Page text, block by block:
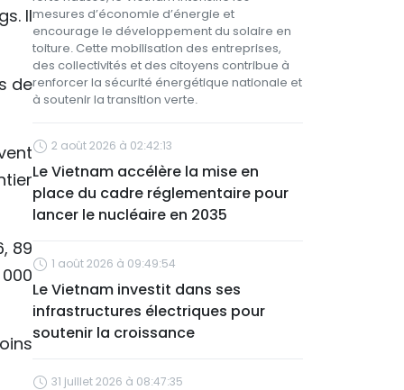
Il
de
89
mesures d’économie d’énergie et
encourage le développement du solaire en
toiture. Cette mobilisation des entreprises,
des collectivités et des citoyens contribue à
renforcer la sécurité énergétique nationale et
à soutenir la transition verte.
2 août 2026 à 02:42:13
Le Vietnam accélère la mise en
place du cadre réglementaire pour
lancer le nucléaire en 2035
1 août 2026 à 09:49:54
Le Vietnam investit dans ses
infrastructures électriques pour
soutenir la croissance
31 juillet 2026 à 08:47:35